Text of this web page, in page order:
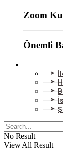
Zoom
Önemli
No Result
View All Result